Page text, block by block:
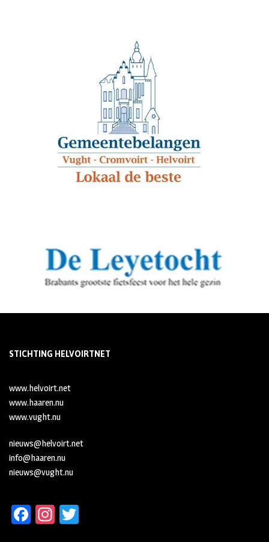
STICHTING HELVOIRTNET
www.helvoirt.net
www.haaren.nu
www.vught.nu
nieuws@helvoirt.net
info@haaren.nu
nieuws@vught.nu
Fa In